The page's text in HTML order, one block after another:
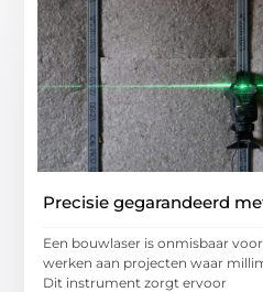
Precisie gegarandeerd
Een bouwlaser is onmisbaar
werken aan projecten waar
Dit instrument zorgt ervoor